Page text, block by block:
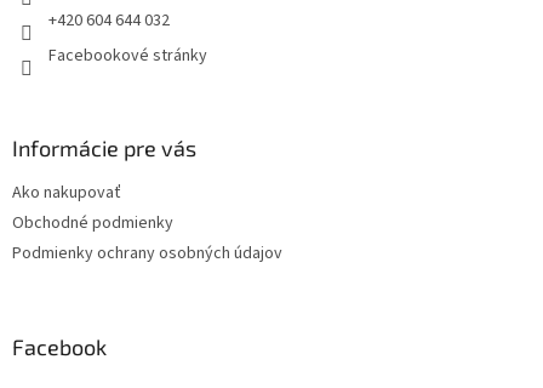
+420 604 644 032
Facebookové stránky
Informácie pre vás
Ako nakupovať
Obchodné podmienky
Podmienky ochrany osobných údajov
Facebook